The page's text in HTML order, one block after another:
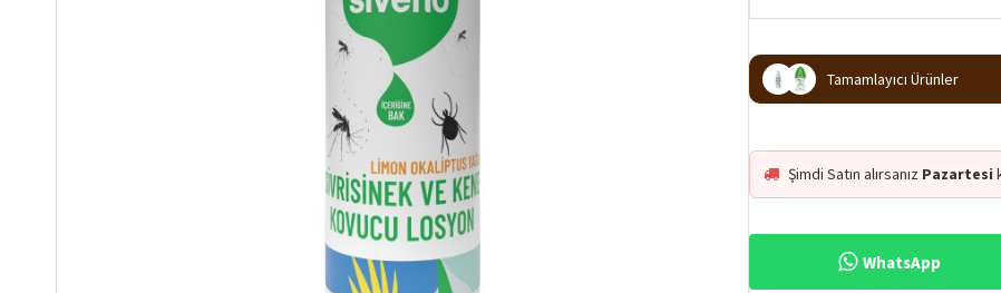
Tamamlayıcı Ürünler
Şimdi Satın alırsanız Pazartesi
WhatsApp